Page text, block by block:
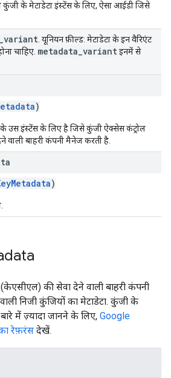
कुंजी के मेटाडेटा इंस्टेंस के लिए, ऐसा आईडी जिसे
variant . यूनियन फ़ील्ड: मेटाडेटा के इन वैरिएंट
चाहिए. metadata variantइनमें से
)
के उस इंस्टेंस के लिए है जिसे कुंजी ऐक्सेस कंट्रोल
वाली बाहरी कंपनी मैनेज करती है.
)
की सेवा देने वाली बाहरी कंपनी
निजी कुंजियों का मेटाडेटा. कुंजी के
में ज़्यादा जानने के लिए, Google
रेफ़रंस देखें.